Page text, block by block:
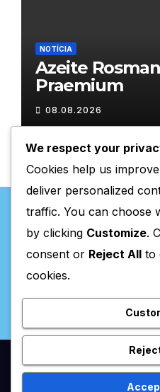
NOTÍCIA
Azeite
Praemium
08.08.2026
Proudly powered by WordPress|
We respect your
Cookies help us
deliver personalized
traffic. You can choose
by clicking Customize.
consent or Reject All to
cookies.